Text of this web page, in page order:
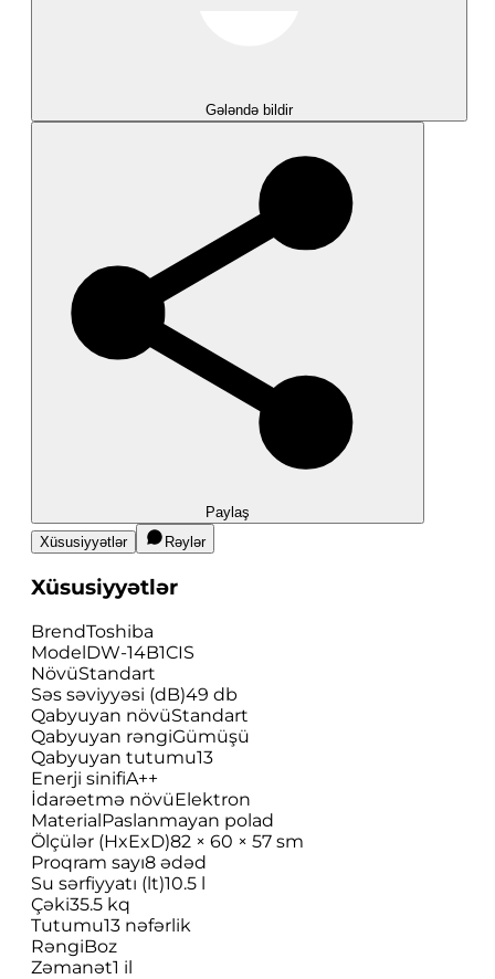
Gələndə bildir
Paylaş
Xüsusiyyətlər
Rəylər
Xüsusiyyətlər
BrendToshiba
ModelDW-14B1CIS
NövüStandart
Səs səviyyəsi (dB)49 db
Qabyuyan növüStandart
Qabyuyan rəngiGümüşü
Qabyuyan tutumu13
Enerji sinifiA++
İdarəetmə növüElektron
MaterialPaslanmayan polad
Ölçülər (HxExD)82 × 60 × 57 sm
Proqram sayı8 ədəd
Su sərfiyyatı (lt)10.5 l
Çəki35.5 kq
Tutumu13 nəfərlik
RəngiBoz
Zəmanət1 il